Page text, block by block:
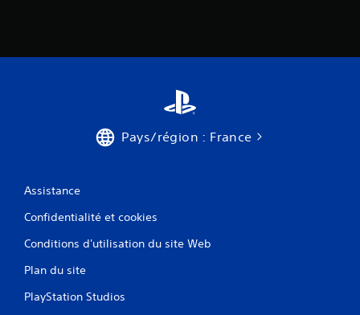
Pays/région : France
Assistance
Confidentialité et cookies
Conditions d'utilisation du site Web
Plan du site
PlayStation Studios